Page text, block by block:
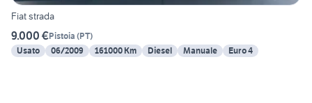
Fiat strada
9.000 €Pistoia (PT)
Usato
06/2009 161000 Km Diesel Manuale Euro 4